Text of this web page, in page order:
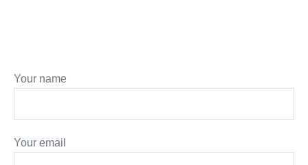
Your name
Your email